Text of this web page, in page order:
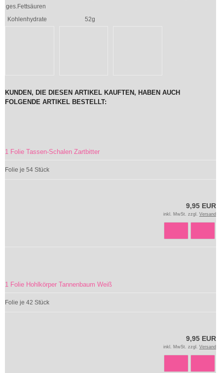
ges.Fettsäuren
Kohlenhydrate 52g
KUNDEN, DIE DIESEN ARTIKEL KAUFTEN, HABEN AUCH
FOLGENDE ARTIKEL BESTELLT:
1 Folie Tassen-Schalen Zartbitter
Folie je 54 Stück
9,95 EUR
inkl. MwSt. zzgl. Versand
1 Folie Hohlkörper Tannenbaum Weiß
Folie je 42 Stück
9,95 EUR
inkl. MwSt. zzgl. Versand